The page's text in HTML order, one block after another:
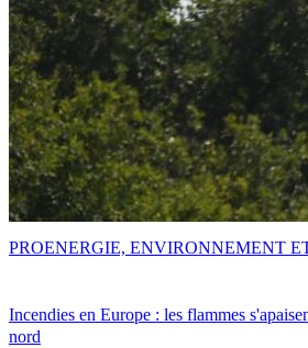
Incendies en Europe : les flammes
nord
PROENERGIE, ENVIRONNEMENT